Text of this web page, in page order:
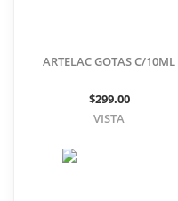
ARTELAC GOTAS C/10ML
$299.00
VISTA